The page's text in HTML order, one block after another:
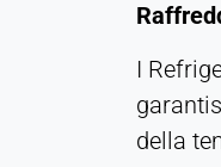
I
della
bcookie, li_gc,
Provider:
Società LinkedIn
Purpose:
Monitoraggio